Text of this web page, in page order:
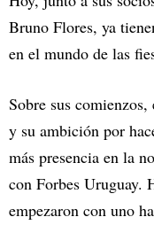
Bruno Flores, ya
en el mundo de las
Sobre sus
y su ambición por
más presencia en la
con Forbes Uruguay.
empezaron con uno